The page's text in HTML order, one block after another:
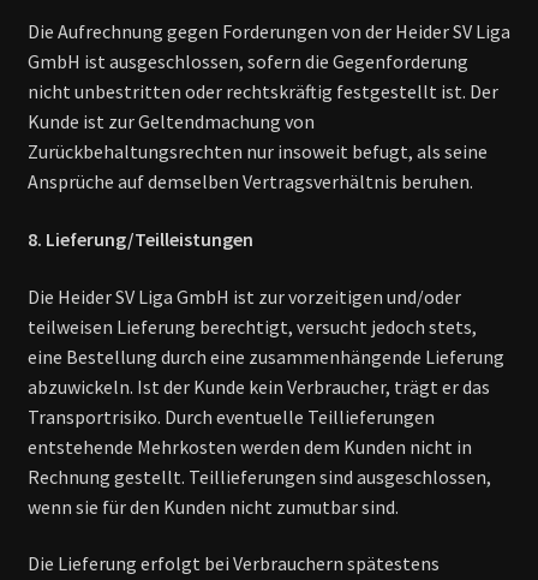
Die Aufrechnung gegen Forderungen von der Heider SV Liga
GmbH ist ausgeschlossen, sofern die Gegenforderung
nicht unbestritten oder rechtskräftig festgestellt ist. Der
Kunde ist zur Geltendmachung von
Zurückbehaltungsrechten nur insoweit befugt, als seine
Ansprüche auf demselben Vertragsverhältnis beruhen.
8. Lieferung/Teilleistungen
Die Heider SV Liga GmbH ist zur vorzeitigen und/oder
teilweisen Lieferung berechtigt, versucht jedoch stets,
eine Bestellung durch eine zusammenhängende Lieferung
abzuwickeln. Ist der Kunde kein Verbraucher, trägt er das
Transportrisiko. Durch eventuelle Teillieferungen
entstehende Mehrkosten werden dem Kunden nicht in
Rechnung gestellt. Teillieferungen sind ausgeschlossen,
wenn sie für den Kunden nicht zumutbar sind.
Die Lieferung erfolgt bei Verbrauchern spätestens